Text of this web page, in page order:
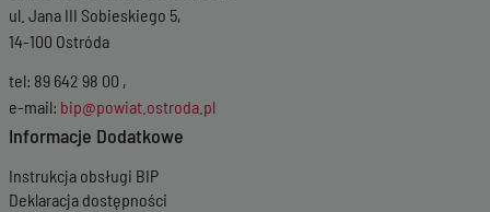
ul. Jana III Sobieskiego 5,
14-100 Ostróda
tel: 89 642 98 00 ,
e-mail: bip@powiat.ostroda.pl
Informacje Dodatkowe
Instrukcja obsługi BIP
Deklaracja dostępności